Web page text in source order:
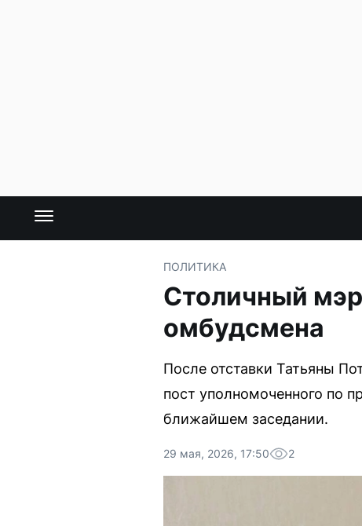
ПОЛИТИКА
Столичный
омбудсмена
После отставки Татьяны
пост уполномоченного по
ближайшем заседании.
29 мая, 2026, 17:50 2